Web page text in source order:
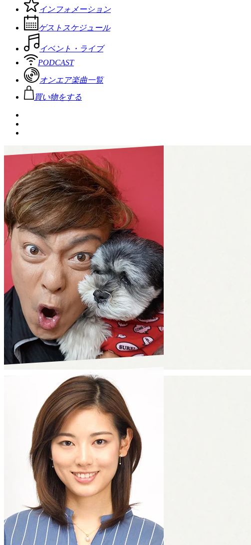
インフォメーション
ゲストスケジュール
イベント・ライブ
PODCAST
オンエア楽曲一覧
買い物をする